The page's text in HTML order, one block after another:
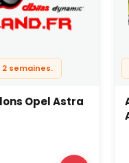
2 semaines.
Opel Astra